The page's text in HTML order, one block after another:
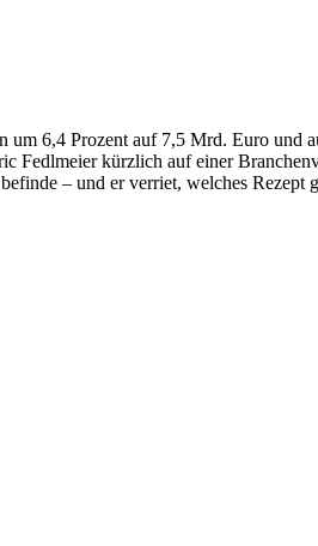
6,4 Prozent auf 7,5 Mrd. Euro und
Fedlmeier kürzlich auf einer
– und er verriet, welches Rezept